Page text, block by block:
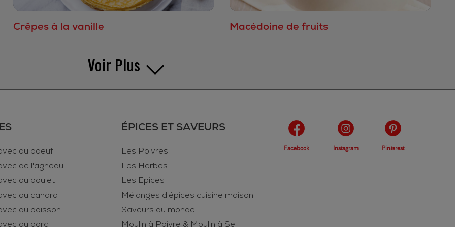
Crêpes à la vanille Macédoine de fruits
Voir Plus
du boeuf
de l'agneau
du poulet
du canard
du poisson
du porc
ÉPICES ET SAVEURS
Les Poivres
Les Herbes
Les Epices
Mélanges d'épices cuisine maison
Saveurs du monde
Moulin à Poivre & Moulin à Sel
Facebook Instagram Pinterest